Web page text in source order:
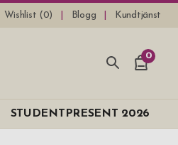
Wishlist (0) Blogg Kundtjänst
0
STUDENTPRESENT 2026